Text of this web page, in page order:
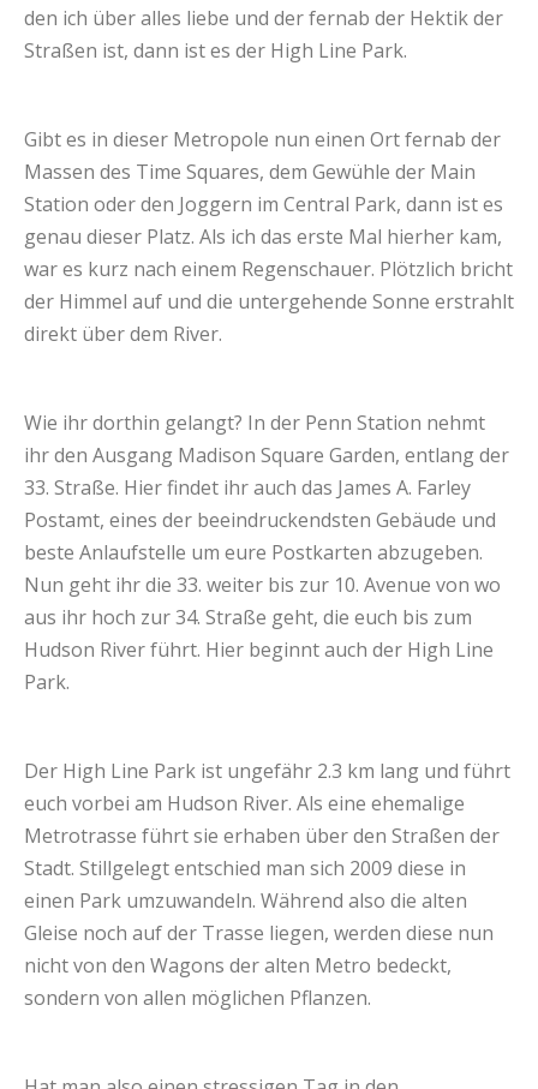
den ich über alles liebe und der fernab der Hektik der
Straßen ist, dann ist es der High Line Park.
Gibt es in dieser Metropole nun einen Ort fernab der
Massen des Time Squares, dem Gewühle der Main
Station oder den Joggern im Central Park, dann ist es
genau dieser Platz. Als ich das erste Mal hierher kam,
war es kurz nach einem Regenschauer. Plötzlich bricht
der Himmel auf und die untergehende Sonne erstrahlt
direkt über dem River.
Wie ihr dorthin gelangt? In der Penn Station nehmt
ihr den Ausgang Madison Square Garden, entlang der
33. Straße. Hier findet ihr auch das James A. Farley
Postamt, eines der beeindruckendsten Gebäude und
beste Anlaufstelle um eure Postkarten abzugeben.
Nun geht ihr die 33. weiter bis zur 10. Avenue von wo
aus ihr hoch zur 34. Straße geht, die euch bis zum
Hudson River führt. Hier beginnt auch der High Line
Park.
Der High Line Park ist ungefähr 2.3 km lang und führt
euch vorbei am Hudson River. Als eine ehemalige
Metrotrasse führt sie erhaben über den Straßen der
Stadt. Stillgelegt entschied man sich 2009 diese in
einen Park umzuwandeln. Während also die alten
Gleise noch auf der Trasse liegen, werden diese nun
nicht von den Wagons der alten Metro bedeckt,
sondern von allen möglichen Pflanzen.